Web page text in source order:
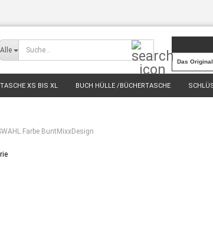
Alle
Das
TASCHE XS BIS XL BUCH HÜLLE /BÜCHERTASCHE
Farbe BuntMixxDesign